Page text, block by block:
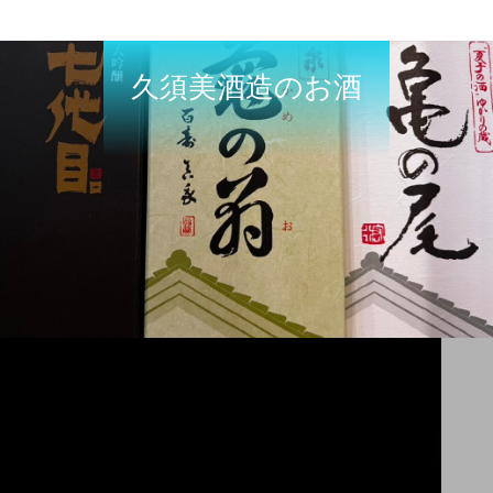
久須美酒造のお酒